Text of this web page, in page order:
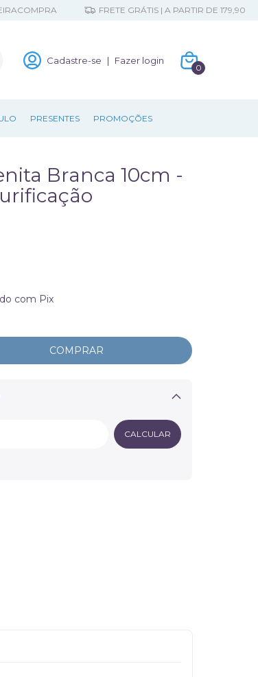
FRETE GRÁTIS | A PARTIR DE 179,90
Cadastre-se | Fazer login
0
PRESENTES PROMOÇÕES
Branca 10cm -
com Pix
Alterar CEP
CALCULAR